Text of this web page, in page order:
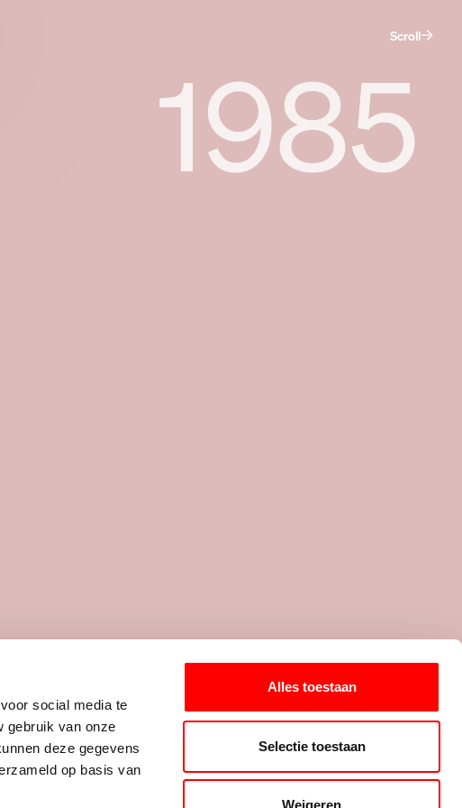
social media te
gebruik van onze
deze gegevens
op basis van
Alles toestaan
Selectie toestaan
Weigeren
Scroll
1985
steeds meer bespreekbaar.
1985 die qua acceptatie van
een onderwerp?
Mail jouw suggestie!